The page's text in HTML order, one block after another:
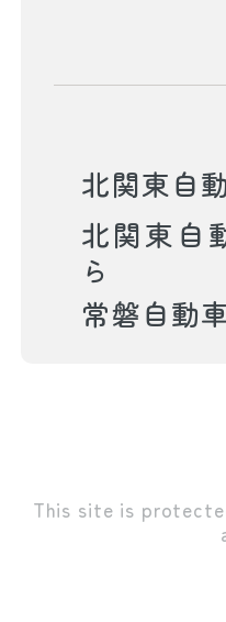
北関東自
北関東自
ら
常磐自動
This site is